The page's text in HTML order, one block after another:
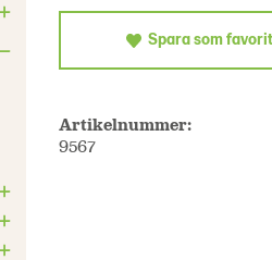
Spara som favorit
Artikelnummer:
9567